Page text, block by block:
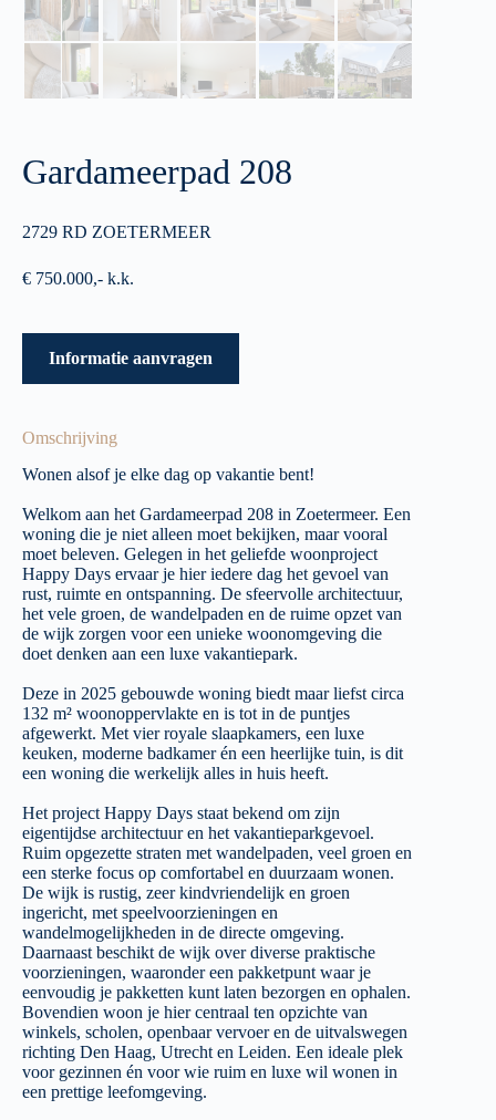
Gardameerpad 208
2729 RD ZOETERMEER
€ 750.000,- k.k.
Informatie aanvragen
Omschrijving
Wonen alsof je elke dag op vakantie bent!
Welkom aan het Gardameerpad 208 in Zoetermeer. Een
woning die je niet alleen moet bekijken, maar vooral
moet beleven. Gelegen in het geliefde woonproject
Happy Days ervaar je hier iedere dag het gevoel van
rust, ruimte en ontspanning. De sfeervolle architectuur,
het vele groen, de wandelpaden en de ruime opzet van
de wijk zorgen voor een unieke woonomgeving die
doet denken aan een luxe vakantiepark.
Deze in 2025 gebouwde woning biedt maar liefst circa
132 m² woonoppervlakte en is tot in de puntjes
afgewerkt. Met vier royale slaapkamers, een luxe
keuken, moderne badkamer én een heerlijke tuin, is dit
een woning die werkelijk alles in huis heeft.
Het project Happy Days staat bekend om zijn
eigentijdse architectuur en het vakantieparkgevoel.
Ruim opgezette straten met wandelpaden, veel groen en
een sterke focus op comfortabel en duurzaam wonen.
De wijk is rustig, zeer kindvriendelijk en groen
ingericht, met speelvoorzieningen en
wandelmogelijkheden in de directe omgeving.
Daarnaast beschikt de wijk over diverse praktische
voorzieningen, waaronder een pakketpunt waar je
eenvoudig je pakketten kunt laten bezorgen en ophalen.
Bovendien woon je hier centraal ten opzichte van
winkels, scholen, openbaar vervoer en de uitvalswegen
richting Den Haag, Utrecht en Leiden. Een ideale plek
voor gezinnen én voor wie ruim en luxe wil wonen in
een prettige leefomgeving.